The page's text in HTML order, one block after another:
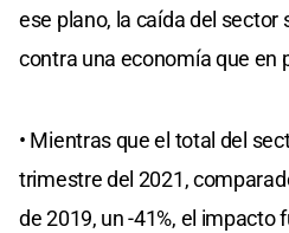
ese plano, la caída del sector
contra una economía que en
• Mientras que el total del
trimestre del 2021,
de 2019, un -41%, el impacto